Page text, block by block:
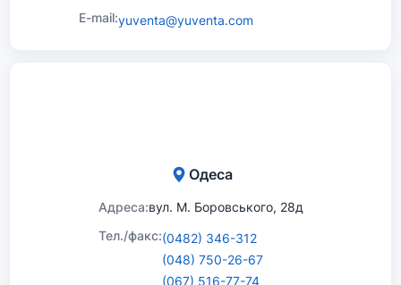
E-mail:yuventa@yuventa.com
Одеса
Адреса:вул. М. Боровського, 28д
Тел./факс:(0482) 346-312
(048) 750-26-67
(067) 516-77-74